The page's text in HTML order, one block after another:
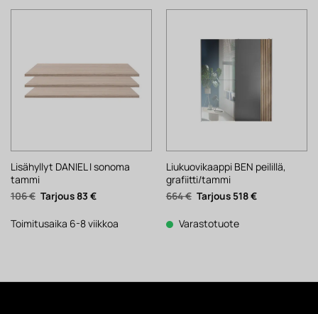
Lisähyllyt DANIEL I sonoma
tammi
106€ Alkuperäinen
hinta
106 €.
83 €Nykyinen
83 €.
Toimitusaika 6-8 viikkoa
Liukuovikaappi BEN peilillä,
grafiitti/tammi
664€ Alkuperäinen
hinta
664 €.
518€Nykyinen
Varastotuote